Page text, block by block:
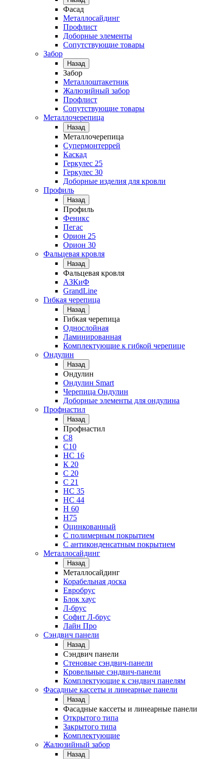
Фасад
Металлосайдинг
Профлист
Доборные элементы
Сопутствующие товары
Забор
Назад
Забор
Металлоштакетник
Жалюзийный забор
Профлист
Сопутствующие товары
Металлочерепица
Назад
Металлочерепица
Супермонтеррей
Каскад
Геркулес 25
Геркулес 30
Доборные изделия для кровли
Профиль
Назад
Профиль
Феникс
Пегас
Орион 25
Орион 30
Фальцевая кровля
Назад
Фальцевая кровля
АЗКиФ
GrandLine
Гибкая черепица
Назад
Гибкая черепица
Однослойная
Ламинированная
Комплектующие к гибкой черепице
Ондулин
Назад
Ондулин
Ондулин Smart
Черепица Ондулин
Доборные элементы для ондулина
Профнастил
Назад
Профнастил
С8
С10
НС 16
К 20
С 20
С 21
НС 35
НС 44
Н 60
Н75
Оцинкованный
С полимерным покрытием
С антиконденсатным покрытием
Металлосайдинг
Назад
Металлосайдинг
Корабельная доска
Евробрус
Блок хаус
Л-брус
Софит Л-брус
Лайн Про
Сэндвич панели
Назад
Сэндвич панели
Стеновые сэндвич-панели
Кровельные сэндвич-панели
Комплектующие к сэндвич панелям
Фасадные кассеты и линеарные панели
Назад
Фасадные кассеты и линеарные панели
Открытого типа
Закрытого типа
Комплектующие
Жалюзийный забор
Назад